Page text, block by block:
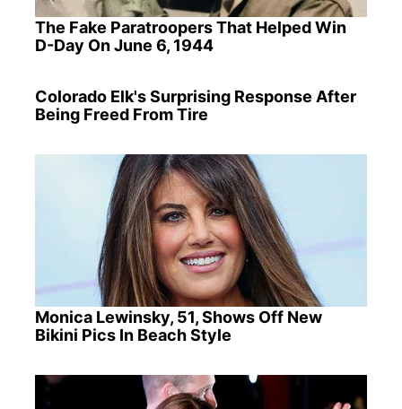
The Fake Paratroopers That Helped Win
D-Day On June 6, 1944
Colorado Elk's Surprising Response After
Being Freed From Tire
Monica Lewinsky, 51, Shows Off New
Bikini Pics In Beach Style